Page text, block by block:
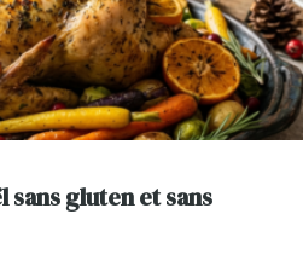
gluten et sans